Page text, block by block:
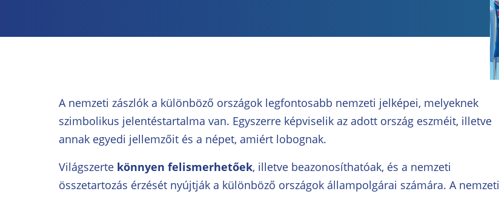
A nemzeti zászlók a különböző országok legfontosabb nemzeti jelképei, melyeknek
szimbolikus jelentéstartalma van. Egyszerre képviselik az adott ország eszméit, illetve
annak egyedi jellemzőit és a népet, amiért lobognak.
Világszerte könnyen felismerhetőek, illetve beazonosíthatóak, és a nemzeti
összetartozás érzését nyújtják a különböző országok állampolgárai számára. A nemzeti